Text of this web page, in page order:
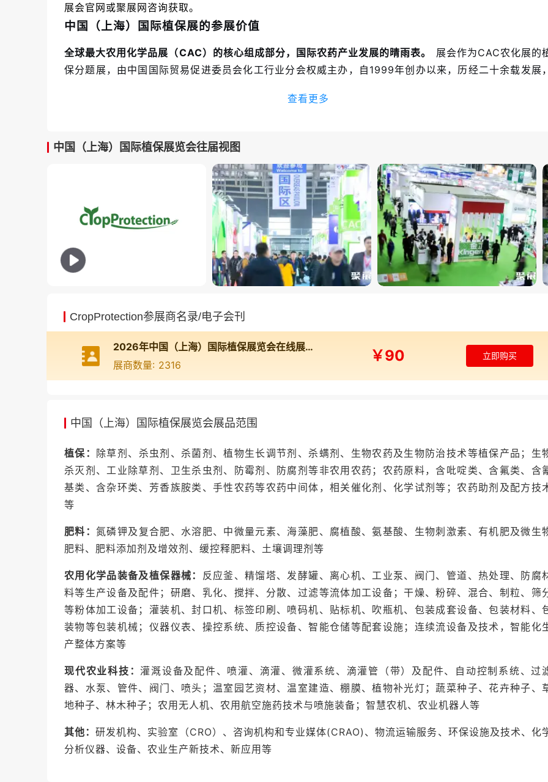
展会官网或聚展网咨询获取。
中国（上海）国际植保展的参展价值
全球最大农用化学品展（CAC）的核心组成部分，国际农药产业发展的晴雨表。
展会作为CAC农化展的
保分题展，由中国国际贸易促进委员会化工行业分会权威主办，自1999年创办以来，历经二十余载发展，
物防治技术、农药增效及配方技术、试验检测、行业咨询及物流服务的全产业链关键环节。特别设置的“生
物农药与生物防治技术区”与“农化行业科技成果转化展示区”，旨在推动农用生物制品的产业化与国际化
搭建产学研深度融合的创新平台。
汇聚全球买家资源，国际化采购成效卓著。
作为CAC系列展的核心部分，展会与肥料展、农化装备展、
业科技展同期举办，四展联动构建“全球种植业投入品全产业链生态圈”。2026年展会汇聚来自全球37个
家的2,320家参展企业，预计迎来130多个国家和地区的50,000多名行业人士，巴西、阿根廷、越南、
国、印度、泰国等多国企业代表组团参观。海外展区集中展示海外领先的产品、技术与服务理念，为参
企业对接国际资源提供了高效平台。
料、农业科技三大论坛，14场会议，100多位专家报告，围绕行业政策、科技创新、产品应用、市场开发等
议题深度研讨。植保论坛深入解读全球农药产业政策、市场趋势、生物农药及生物防治新技术、登记管理
法规变化、市场拓展经验、农药纳米化发展等热点，助力农药及上下游产业国际化可持续发展。
四展联动构筑全景生态，覆盖农业现代化全价值链。本届展会以“农化的世界，世界的农化”之宏阔视野
圈”。从农药原药到生物防治技术，从智能生产装备到精准植保器械，从现代种业到智慧农业，为参展企业
知名展商
农药及中间体品牌 ：利尔化学、海利尔、清原作物科学、利民股份、润丰股份、扬农化工、新安化工、
太阳集团、山东滨农、浙江新农、河北威远、江苏辉丰、江苏快达、安徽华星、山东华阳、青岛瀚生、京
博农化、广东中迅、江苏剑牌、江苏七洲、河北冠龙、江苏蓝丰、江西正邦、湖南海利、湖北沙隆达、
江永农、江苏好收成、山东侨昌、江苏托球、江苏建农
生物农药及助剂品牌：武汉科诺生物、武汉武大绿洲、福建凯立生物、江西新龙生物、成都绿金生物、
北制药集团、江苏丰源生物、江西天人生态、山东京蓬生物、浙江钱江生物化学
装备及器械品牌 ：金旺智能、汤姆智能装备、尚威包装、江苏杰瑞包装、江苏雄顺包装、江苏非凡包装
上海法孚莱、上海易勒机电、华大离心机、上海儒特、江苏赛德力制药、江阴昌盛、博瑞凯干燥、常州
基干燥、常州三全干燥、江苏海江干燥、江苏海鑫设备、浙江华鼎机械、市下控股、台州朗信、台州信溢
国际品牌：澳大利亚纽发姆、比利时索尔维、法国戴商高士、以色列化工集团、美国爱利思达、德国巴
夫、德国拜耳、美国科迪华、瑞士先正达、印度UPL、日本住友化学
查看更多
中国（上海）国际植保展览会往届视图
CropProtection参展商名录/电子会刊
2026年中国（上海）国际植保展览会在线展商名录
展商数量: 2316
￥90 立即购买
中国（上海）国际植保展览会展品范围
植保： 除草剂、杀虫剂、杀菌剂、植物生长调节剂、杀螨剂、生物农药及生物防治技术等植保产品；生
杀灭剂、工业除草剂、卫生杀虫剂、防霉剂、防腐剂等非农用农药；农药原料，含吡啶类、含氟类、含
基类、含杂环类、芳香族胺类、手性农药等农药中间体，相关催化剂、化学试剂等；农药助剂及配方技
等
肥料： 氮磷钾及复合肥、水溶肥、中微量元素、海藻肥、腐植酸、氨基酸、生物刺激素、有机肥及微生
肥料、肥料添加剂及增效剂、缓控释肥料、土壤调理剂等
农用化学品装备及植保器械： 反应釜、精馏塔、发酵罐、离心机、工业泵、阀门、管道、热处理、防腐
料等生产设备及配件；研磨、乳化、搅拌、分散、过滤等流体加工设备；干燥、粉碎、混合、制粒、筛
等粉体加工设备；灌装机、封口机、标签印刷、喷码机、贴标机、吹瓶机、包装成套设备、包装材料、
装物等包装机械；仪器仪表、操控系统、质控设备、智能仓储等配套设施；连续流设备及技术，智能化
产整体方案等
现代农业科技：灌溉设备及配件、喷灌、滴灌、微灌系统、滴灌管（带）及配件、自动控制系统、过
器、水泵、管件、阀门、喷头；温室园艺资材、温室建造、棚膜、植物补光灯；蔬菜种子、花卉种子、
地种子、林木种子；农用无人机、农用航空施药技术与喷施装备；智慧农机、农业机器人等
其他：研发机构、实验室（CRO）、咨询机构和专业媒体(CRAO)、物流运输服务、环保设施及技术、化
分析仪器、设备、农业生产新技术、新应用等